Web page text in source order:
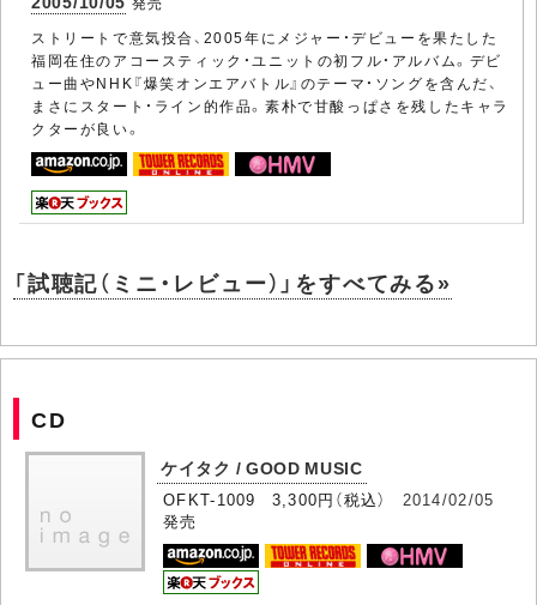
ストリートで意気投合、2005年にメジャー・デビューを果たした
福岡在住のアコースティック・ユニットの初フル・アルバム。デビ
ュー曲やNHK『爆笑オンエアバトル』のテーマ・ソングを含んだ、
まさにスタート・ライン的作品。素朴で甘酸っぱさを残したキャラ
クターが良い。
「試聴記（ミニ・レビュー）」をすべてみる»
CD
ケイタク / GOOD MUSIC
OFKT-1009 3,300円（税込） 2014/02/05
発売